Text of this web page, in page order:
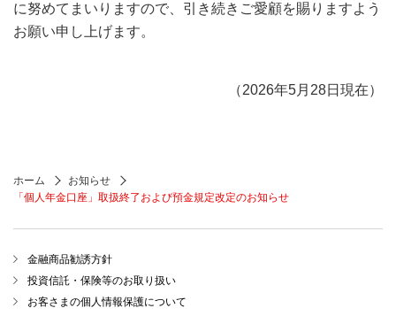
に努めてまいりますので、引き続きご愛顧を賜りますよう
お願い申し上げます。
（2026年5月28日現在）
ホーム
お知らせ
「個人年金口座」取扱終了および預金規定改定のお知らせ
金融商品勧誘方針
投資信託・保険等のお取り扱い
お客さまの個人情報保護について